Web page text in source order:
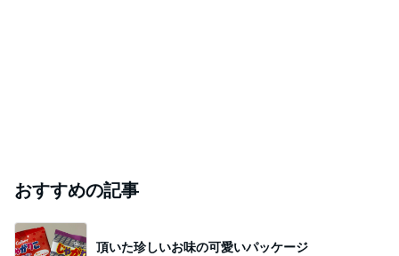
おすすめの記事
頂いた珍しいお味の可愛いパッケージ